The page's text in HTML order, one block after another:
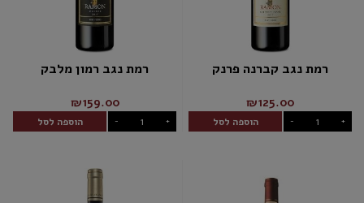
רמת נגב קברנה פרנק
₪125.00
- + הוספה לסל
רמת נגב רמון מלבק
₪159.00
- + הוספה לסל